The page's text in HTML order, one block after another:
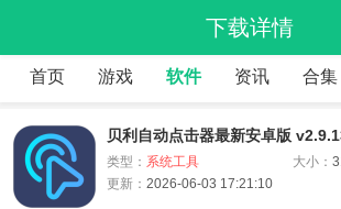
下载详情
首页 游戏 软件 资讯 合集
贝利自动点击器最新安卓版
类型： 系统工具 大小：
更新： 2026-06-03 17:21:10